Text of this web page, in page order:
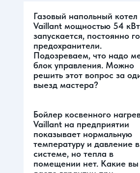
Газовый напольный котел
Vaillant мощностью 54
запускается, постоянно
предохранители.
Подозреваем, что надо
блок управления. Можно
решить этот вопрос за
выезд мастера?
Бойлер косвенного
Vaillant на предприятии
показывает нормальную
температуру и давление в
системе, но тепла в
помещении нет. Какие вы